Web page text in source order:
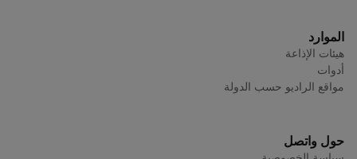
الموارد
هيئات الإذاعة
أدوات
مواقع الراديو حسب الدولة
حول واتصل